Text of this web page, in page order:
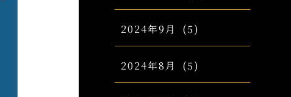
2024年9月 (5)
2024年8月 (5)